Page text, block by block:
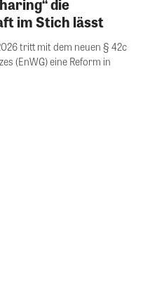
im Stich lässt
(EnWG) eine Reform in